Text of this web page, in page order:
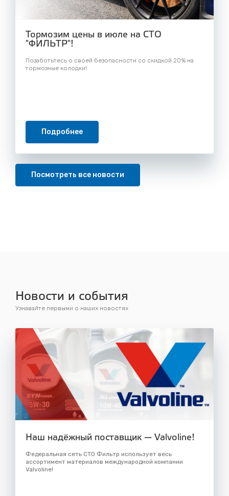
Тормозим цены в июле на СТО
"ФИЛЬТР"!
Позаботьтесь о своей безопасности со скидкой 20% на
тормозные колодки!
Подробнее
Посмотреть все новости
Новости и события
Узнавайте первыми о наших новостях
Наш надёжный поставщик — Valvoline!
Федеральная сеть СТО Фильтр использует весь
ассортимент материалов международной компании
Valvoline!